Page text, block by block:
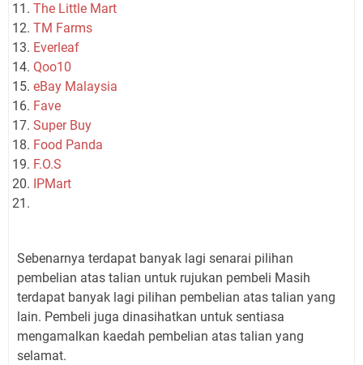
The Little Mart
TM Farms
Everleaf
Qoo10
eBay Malaysia
Fave
Super Buy
Food Panda
F.O.S
IPMart
Sebenarnya terdapat banyak lagi senarai pilihan
pembelian atas talian untuk rujukan pembeli Masih
terdapat banyak lagi pilihan pembelian atas talian yang
lain. Pembeli juga dinasihatkan untuk sentiasa
mengamalkan kaedah pembelian atas talian yang
selamat.